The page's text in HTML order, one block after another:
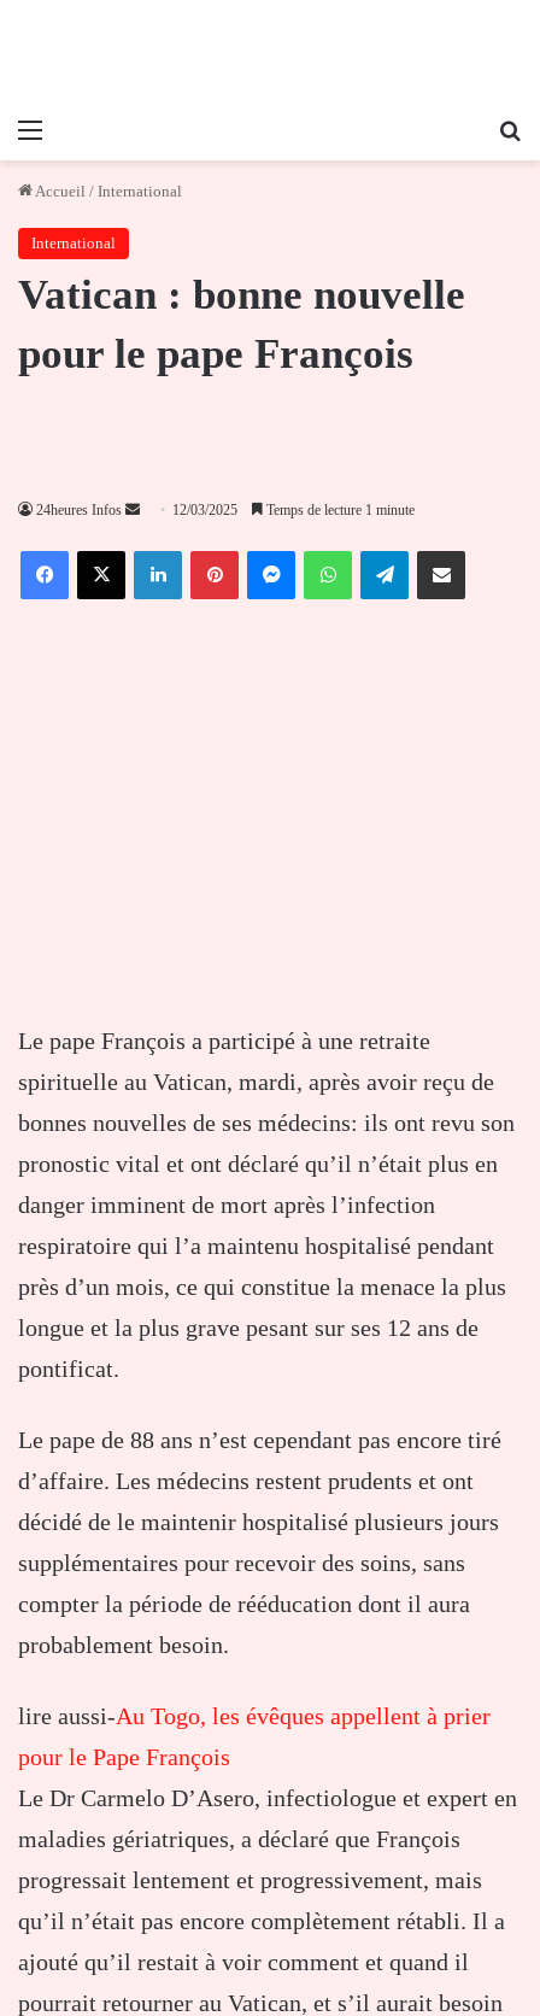
Menu
Accueil / International
International
Vatican : bonne nouvelle
pour le pape François
24heures Infos
Envoyer
courriel
12/03/2025 Temps de lecture 1 minute
FacebookX LinkedinPinterestMessengerWhatsAppTelegramPartager par email
Le pape François a participé à une retraite
spirituelle au Vatican, mardi, après avoir reçu de
bonnes nouvelles de ses médecins: ils ont revu son
pronostic vital et ont déclaré qu’il n’était plus en
danger imminent de mort après l’infection
respiratoire qui l’a maintenu hospitalisé pendant
près d’un mois, ce qui constitue la menace la plus
longue et la plus grave pesant sur ses 12 ans de
pontificat.
Le pape de 88 ans n’est cependant pas encore tiré
d’affaire. Les médecins restent prudents et ont
décidé de le maintenir hospitalisé plusieurs jours
supplémentaires pour recevoir des soins, sans
compter la période de rééducation dont il aura
probablement besoin.
lire aussi-Au Togo, les évêques appellent à prier
pour le Pape François
Le Dr Carmelo D’Asero, infectiologue et expert en
maladies gériatriques, a déclaré que François
progressait lentement et progressivement, mais
qu’il n’était pas encore complètement rétabli. Il a
ajouté qu’il restait à voir comment et quand il
pourrait retourner au Vatican, et s’il aurait besoin